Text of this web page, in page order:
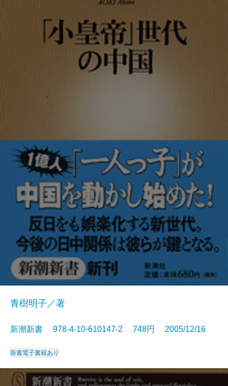
青樹明子／著
新潮新書 978-4-10-610147-2 748円 2005/12/16
新書電子書籍あり